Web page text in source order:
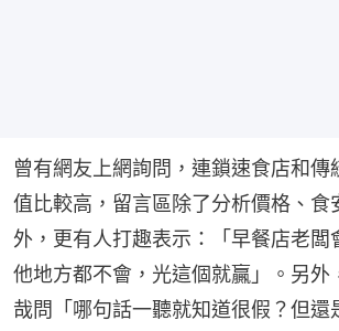
曾有網友上網詢問，連鎖速食店和傳
值比較高，留言區除了分析價格、食
外，更有人打趣表示：「早餐店老闆
他地方都不會，光這個就贏」。另外
哉問「哪句話一聽就知道很假？但還